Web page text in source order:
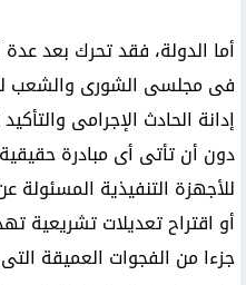
أما الدولة، فقد تحرك بعد
فى مجلسى الشورى والشعب
إدانة الحادث الإجرامى
دون أن تأتى أى مبادرة
للأجهزة التنفيذية المسئولة
أو اقتراح تعديلات تشريعية
جزءا من الفجوات العميقة